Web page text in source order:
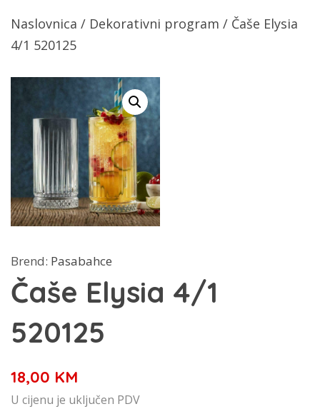
Naslovnica / Dekorativni program / Čaše Elysia
4/1 520125
Brend: Pasabahce
Čaše Elysia 4/1
520125
18,00 KM
U cijenu je uključen PDV